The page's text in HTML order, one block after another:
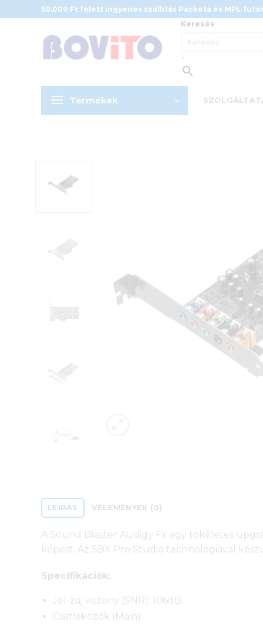
to
50.000 Ft felett ingyenes szállítás Packeta és MPL
Keresés
×
Termékek
LEÍRÁS VÉLEMÉNYEK (0)
A Sound Blaster Audigy Fx egy tökéletes
képest. Az SBX Pro Studio technológiával
Specifikációk:
Jel-zaj viszony (SNR): 106dB
Csatlakozók (Main):